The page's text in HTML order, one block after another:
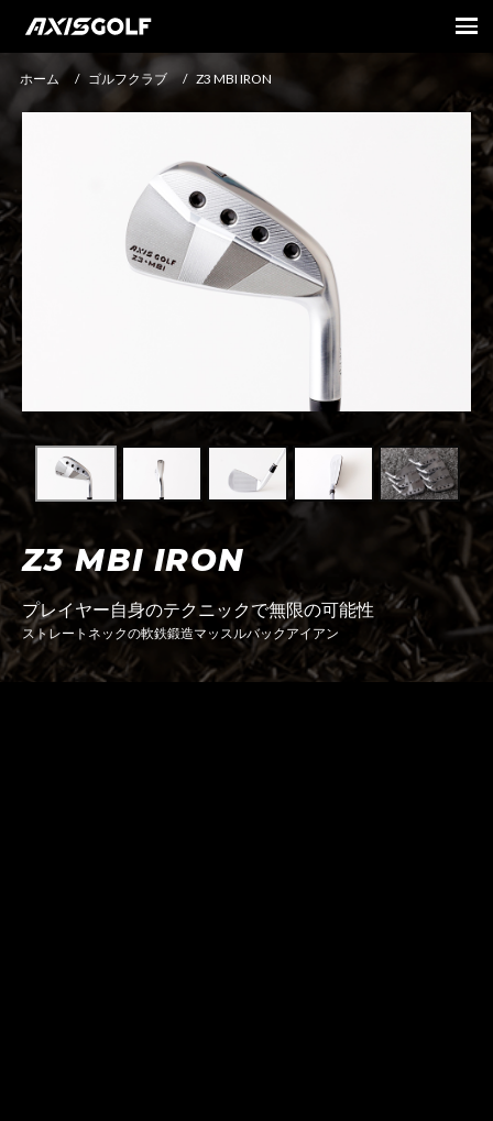
ホーム / ゴルフクラブ / Z3 MBI IRON
Z3 MBI IRON
プレイヤー自身のテクニックで無限の可能性
ストレートネックの軟鉄鍛造マッスルバックアイアン